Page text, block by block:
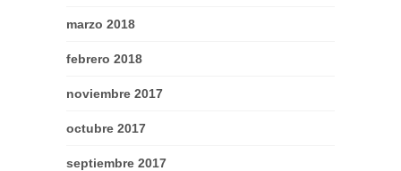
marzo 2018
febrero 2018
noviembre 2017
octubre 2017
septiembre 2017